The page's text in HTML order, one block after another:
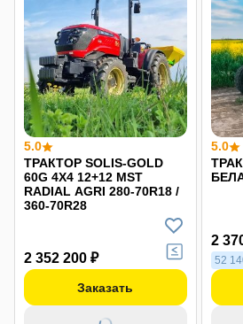
5.0
ТРАКТОР SOLIS-GOLD
60G 4X4 12+12 MST
RADIAL АGRI 280-70R18 /
360-70R28
2 352 200 ₽
Заказать
5.0
2
52